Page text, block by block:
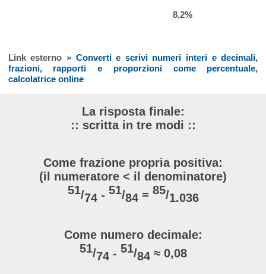
8,2%
Link esterno » Converti e scrivi numeri interi e decimali,
frazioni, rapporti e proporzioni come percentuale,
calcolatrice online
La risposta finale:
:: scritta in tre modi ::
Come frazione propria positiva:
(il numeratore < il denominatore)
51/74 - 51/84 = 85/1.036
Come numero decimale:
51/74 - 51/84 ≈ 0,08